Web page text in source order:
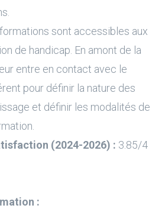
sont accessibles aux
de handicap. En amont de la
entre en contact avec le
pour définir la nature des
et définir les modalités de
(2024-2026) : 3.85/4
: